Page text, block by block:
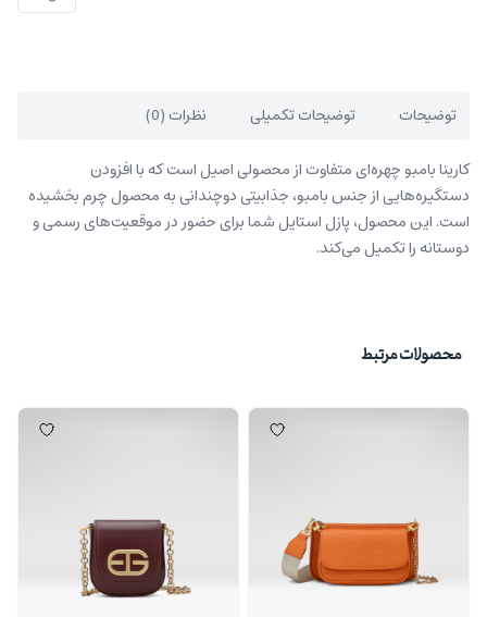
توضیحات توضیحات تکمیلی نظرات (0)
کارینا بامبو چهره‌ای متفاوت از محصولی اصیل است که با افزودن
دستگیره‌هایی از جنس بامبو، جذابیتی دوچندانی به محصول چرم بخشیده
است. این محصول، پازل استایل شما برای حضور در موقعیت‌های رسمی و
دوستانه را تکمیل می‌کند.
محصولات مرتبط